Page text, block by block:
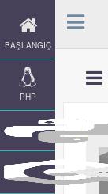
BAŞLANGIÇ
PHP